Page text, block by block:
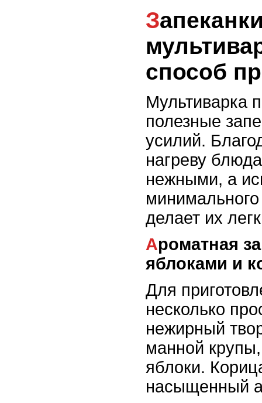
Запеканки в
способ
Мультиварка
полезные
усилий.
нагреву
нежными, а
делает их
Ароматная запеканка с
яблоками и
Для
несколько
нежирный
манной
яблоки.
насыщенный